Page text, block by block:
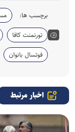
برچسب ها:
تورنمنت کافا
فوتسال بانوان
اخبار مرتبط